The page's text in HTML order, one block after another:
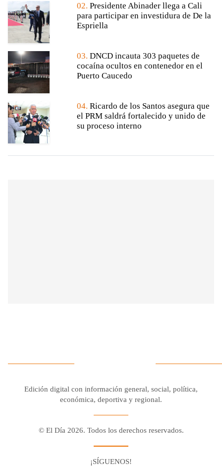
02. Presidente Abinader llega a Cali
para participar en investidura de De la
Espriella
03. DNCD incauta 303 paquetes de
cocaína ocultos en contenedor en el
Puerto Caucedo
04. Ricardo de los Santos asegura que
el PRM saldrá fortalecido y unido de
su proceso interno
Edición digital con información general, social, política,
económica, deportiva y regional.
© El Día 2026. Todos los derechos reservados.
¡SÍGUENOS!